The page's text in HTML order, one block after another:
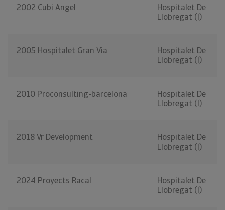
2002 Cubi Angel
Hospitalet De
Llobregat (l)
2005 Hospitalet Gran Via
Hospitalet De
Llobregat (l)
2010 Proconsulting-barcelona
Hospitalet De
Llobregat (l)
2018 Vr Development
Hospitalet De
Llobregat (l)
2024 Proyects Racal
Hospitalet De
Llobregat (l)